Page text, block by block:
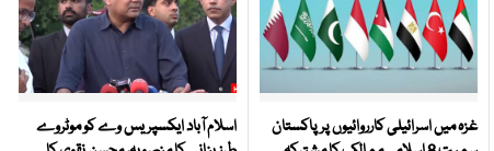
غزہ میں اسرائیلی کارروائیوں پر پاکستان
اسلام آباد ایکسپریس وے کو موٹروے